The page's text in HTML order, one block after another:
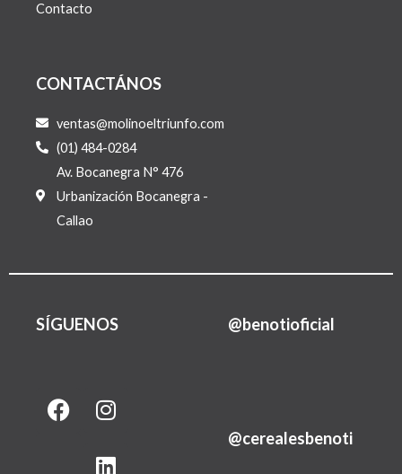
Contacto
CONTACTÁNOS
ventas@molinoeltriunfo.com
(01) 484-0284
Av. Bocanegra N° 476
Urbanización Bocanegra -
Callao
SÍGUENOS @benotioficial
F
a
I
n
t
L
i
k
@cerealesbenoti